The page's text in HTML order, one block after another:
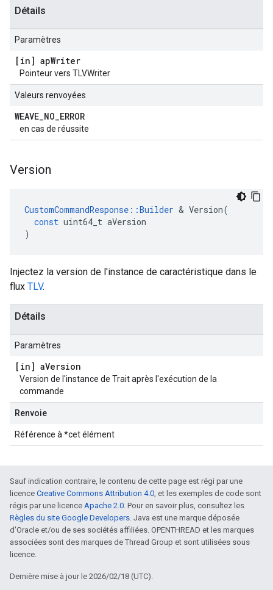
Détails
Paramètres
[in] apWriter
Pointeur vers TLVWriter
Valeurs renvoyées
WEAVE_NO_ERROR
en cas de réussite
Version
CustomCommandResponse ::Builder & Version(
const uint64_t aVersion
)
Injectez la version de l'instance de caractéristique dans le
flux TLV.
Détails
Paramètres
[in] aVersion
Version de l'instance de Trait après l'exécution de la
commande
Renvoie
Référence à *cet élément
Sauf indication contraire, le contenu de cette page est régi par une
licence Creative Commons Attribution 4.0, et les exemples de code sont
régis par une licence Apache 2.0. Pour en savoir plus, consultez les
Règles du site Google Developers. Java est une marque déposée
d'Oracle et/ou de ses sociétés affiliées. OPENTHREAD et les marques
associées sont des marques de Thread Group et sont utilisées sous
licence.
Dernière mise à jour le 2026/02/18 (UTC).